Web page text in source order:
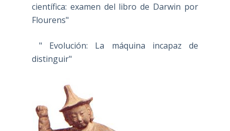
científica: examen del libro de Darwin por
Flourens"
" Evolución: La máquina incapaz de
distinguir"